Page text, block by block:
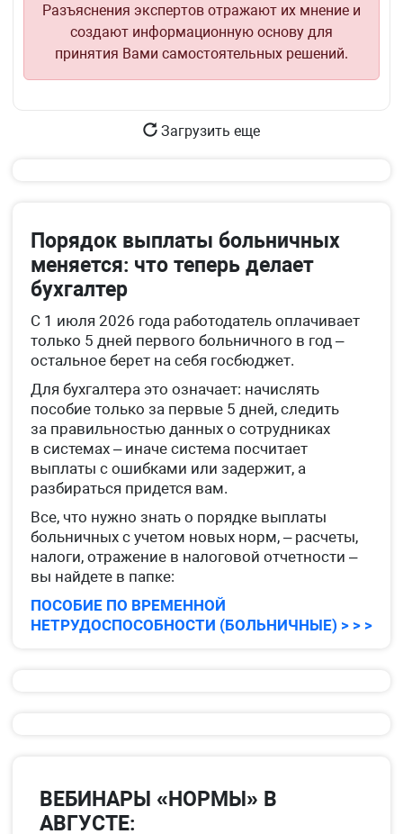
Разъяснения экспертов отражают их мнение и
создают информационную основу для
принятия Вами самостоятельных решений.
Загрузить еще
Порядок выплаты больничных
меняется: что теперь делает
бухгалтер
С 1 июля 2026 года работодатель оплачивает
только 5 дней первого больничного в год –
остальное берет на себя госбюджет.
Для бухгалтера это означает: начислять
пособие только за первые 5 дней, следить
за правильностью данных о сотрудниках
в системах – иначе система посчитает
выплаты с ошибками или задержит, а
разбираться придется вам.
Все, что нужно знать о порядке выплаты
больничных с учетом новых норм, – расчеты,
налоги, отражение в налоговой отчетности –
вы найдете в папке:
ПОСОБИЕ ПО ВРЕМЕННОЙ
НЕТРУДОСПОСОБНОСТИ (БОЛЬНИЧНЫЕ) > > >
ВЕБИНАРЫ «НОРМЫ» В
АВГУСТЕ: